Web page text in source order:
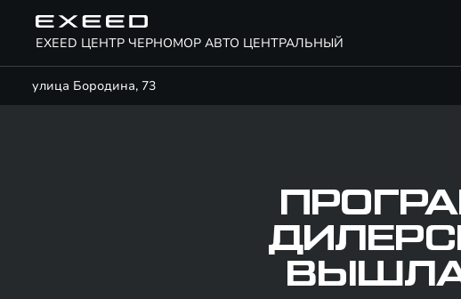
EXEED ЦЕНТР ЧЕРНОМОР АВТО ЦЕНТРАЛЬНЫЙ
улица Бородина, 73